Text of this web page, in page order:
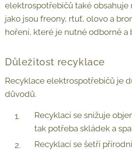
elektrospotřebičů také obsahuje
jako jsou freony, rtuť, olovo a
hoření, které je nutné odborně a
Důležitost recyklace
Recyklace elektrospotřebičů je
důvodů.
Recyklací se snižuje
tak potřeba skládek a
Recyklací se šetří